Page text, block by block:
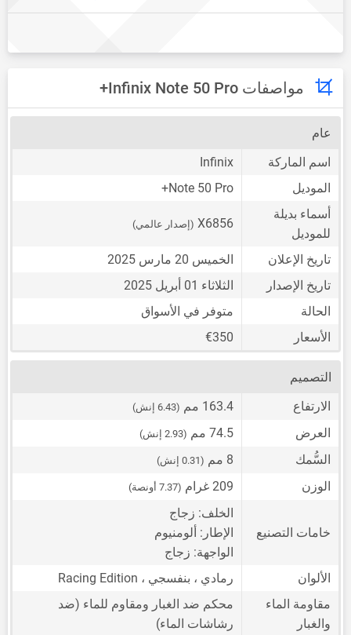
مواصفات Infinix Note 50 Pro+
عام
اسم الماركة
Infinix
الموديل
Note 50 Pro+
أسماء بديلة
للموديل
X6856 (إصدار عالمي)
تاريخ الإعلان
الخميس 20 مارس 2025
تاريخ الإصدار
الثلاثاء 01 أبريل 2025
الحالة
متوفر في الأسواق
الأسعار
€350
التصميم
الارتفاع
163.4 مم (6.43 إنش)
العرض 74.5 مم (2.93 إنش)
السُّمك 8 مم (0.31 إنش)
الوزن 209 غرام (7.37 أونصة)
خامات التصنيع
الخلف: زجاج
الإطار: ألومنيوم
الواجهة: زجاج
الألوان
رمادي ، بنفسجي ، Racing Edition
مقاومة الماء
والغبار
محكم ضد الغبار ومقاوم للماء (ضد
رشاشات الماء)